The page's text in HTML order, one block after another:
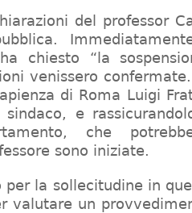
del professor
chiesto “la
venissero
di Roma Luigi
sindaco, e
che
sono iniziate.
per la sollecitudine in
valutare un